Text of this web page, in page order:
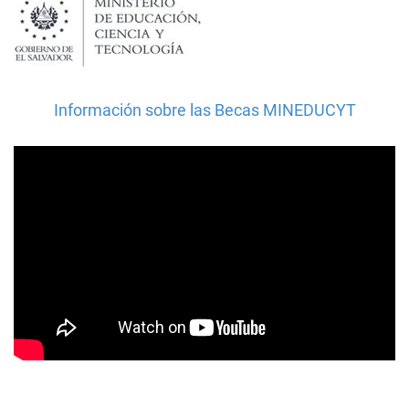
Información sobre las Becas MINEDUCYT